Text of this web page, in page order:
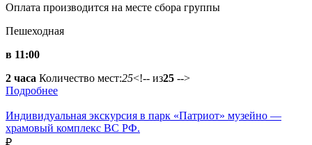
Оплата производится на месте сбора группы
Пешеходная
в 11:00
2 часа Количество мест:25<!-- из25 -->
Подробнее
Индивидуальная экскурсия в парк «Патриот» музейно —
храмовый комплекс ВС РФ.
₽